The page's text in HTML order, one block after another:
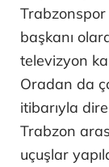
başkanı
televizyon
Oradan da
itibarıyla
Trabzon
uçuşlar